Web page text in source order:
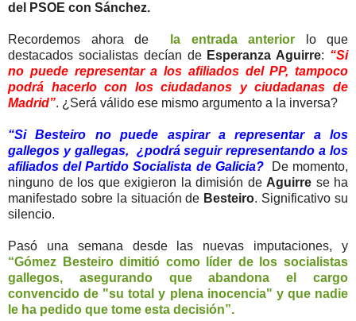
del PSOE con Sánchez.
Recordemos ahora de la entrada anterior lo que
destacados socialistas decían de Esperanza Aguirre: “Si
no puede representar a los afiliados del PP, tampoco
podrá hacerlo con los ciudadanos y ciudadanas de
Madrid”. ¿Será válido ese mismo argumento a la inversa?
“Si Besteiro no puede aspirar a representar a los
gallegos y gallegas, ¿podrá seguir representando a los
afiliados del Partido Socialista de Galicia?De momento,
ninguno de los que exigieron la dimisión de Aguirre se ha
manifestado sobre la situación de Besteiro. Significativo su
silencio.
Pasó una semana desde las nuevas imputaciones, y
“Gómez Besteiro dimitió como líder de los socialistas
gallegos, asegurando que abandona el cargo
convencido de "su total y plena inocencia" y que nadie
le ha pedido que tome esta decisión”.